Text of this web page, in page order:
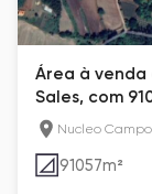
Área à venda
Sales, com
Nucleo
91057m²